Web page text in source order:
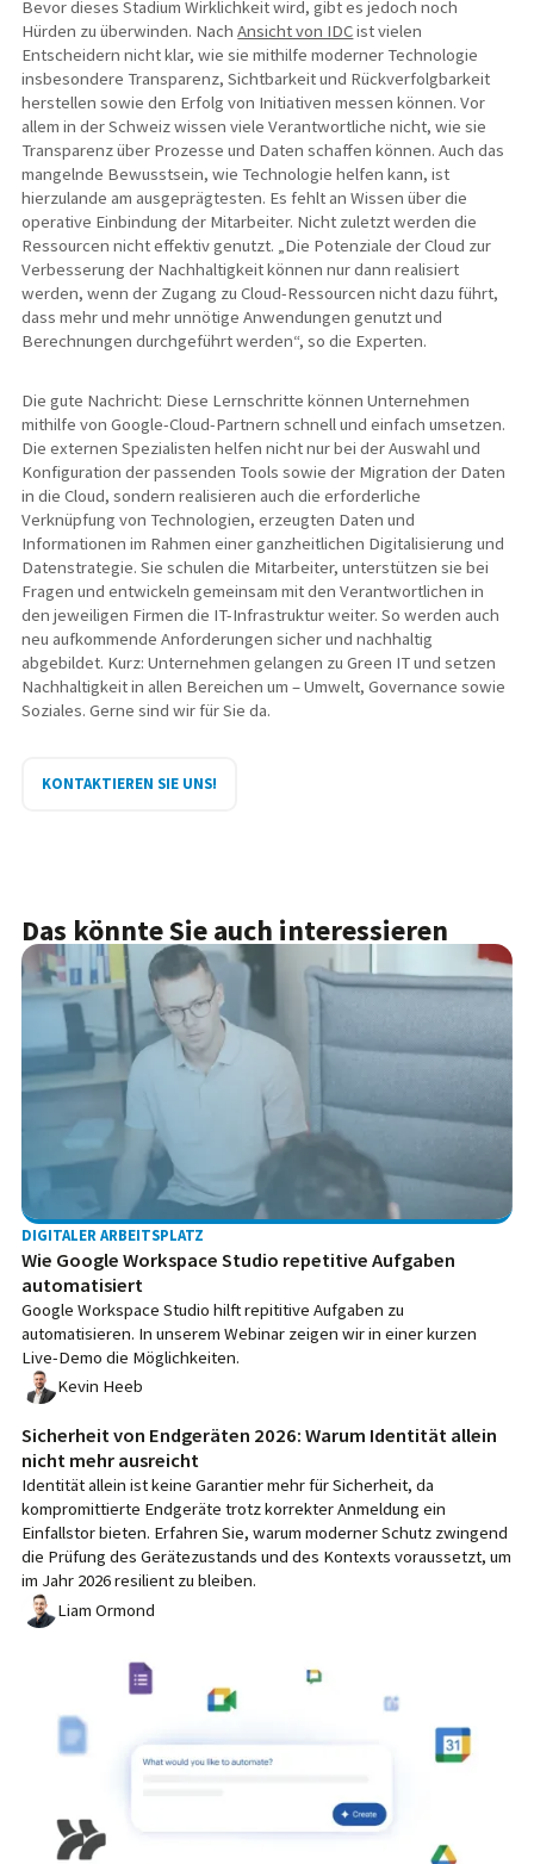
Bevor dieses Stadium Wirklichkeit wird, gibt es jedoch noch
Hürden zu überwinden. NachAnsicht von IDCist vielen
Entscheidern nicht klar, wie sie mithilfe moderner Technologie
insbesondere Transparenz, Sichtbarkeit und Rückverfolgbarkeit
herstellen sowie den Erfolg von Initiativen messen können. Vor
allem in der Schweiz wissen viele Verantwortliche nicht, wie sie
Transparenz über Prozesse und Daten schaffen können. Auch das
mangelnde Bewusstsein, wie Technologie helfen kann, ist
hierzulande am ausgeprägtesten. Es fehlt an Wissen über die
operative Einbindung der Mitarbeiter. Nicht zuletzt werden die
Ressourcen nicht effektiv genutzt. „Die Potenziale der Cloud zur
Verbesserung der Nachhaltigkeit können nur dann realisiert
werden, wenn der Zugang zu Cloud-Ressourcen nicht dazu führt,
dass mehr und mehr unnötige Anwendungen genutzt und
Berechnungen durchgeführt werden“, so die Experten.
Die gute Nachricht: Diese Lernschritte können Unternehmen
mithilfe von Google-Cloud-Partnern schnell und einfach umsetzen.
Die externen Spezialisten helfen nicht nur bei der Auswahl und
Konfiguration der passenden Tools sowie der Migration der Daten
in die Cloud, sondern realisieren auch die erforderliche
Verknüpfung von Technologien, erzeugten Daten und
Informationen im Rahmen einer ganzheitlichen Digitalisierung und
Datenstrategie. Sie schulen die Mitarbeiter, unterstützen sie bei
Fragen und entwickeln gemeinsam mit den Verantwortlichen in
den jeweiligen Firmen die IT-Infrastruktur weiter. So werden auch
neu aufkommende Anforderungen sicher und nachhaltig
abgebildet. Kurz: Unternehmen gelangen zu Green IT und setzen
Nachhaltigkeit in allen Bereichen um – Umwelt, Governance sowie
Soziales. Gerne sind wir für Sie da.
KONTAKTIEREN SIE UNS!
Das könnte Sie auch interessieren
DIGITALER ARBEITSPLATZ
Wie Google Workspace Studio repetitive Aufgaben
automatisiert
Google Workspace Studio hilft repititive Aufgaben zu
automatisieren. In unserem Webinar zeigen wir in einer kurzen
Live-Demo die Möglichkeiten.
Kevin Heeb
Sicherheit von Endgeräten 2026: Warum Identität allein
nicht mehr ausreicht
Identität allein ist keine Garantier mehr für Sicherheit, da
kompromittierte Endgeräte trotz korrekter Anmeldung ein
Einfallstor bieten. Erfahren Sie, warum moderner Schutz zwingend
die Prüfung des Gerätezustands und des Kontexts voraussetzt, um
im Jahr 2026 resilient zu bleiben.
Liam Ormond